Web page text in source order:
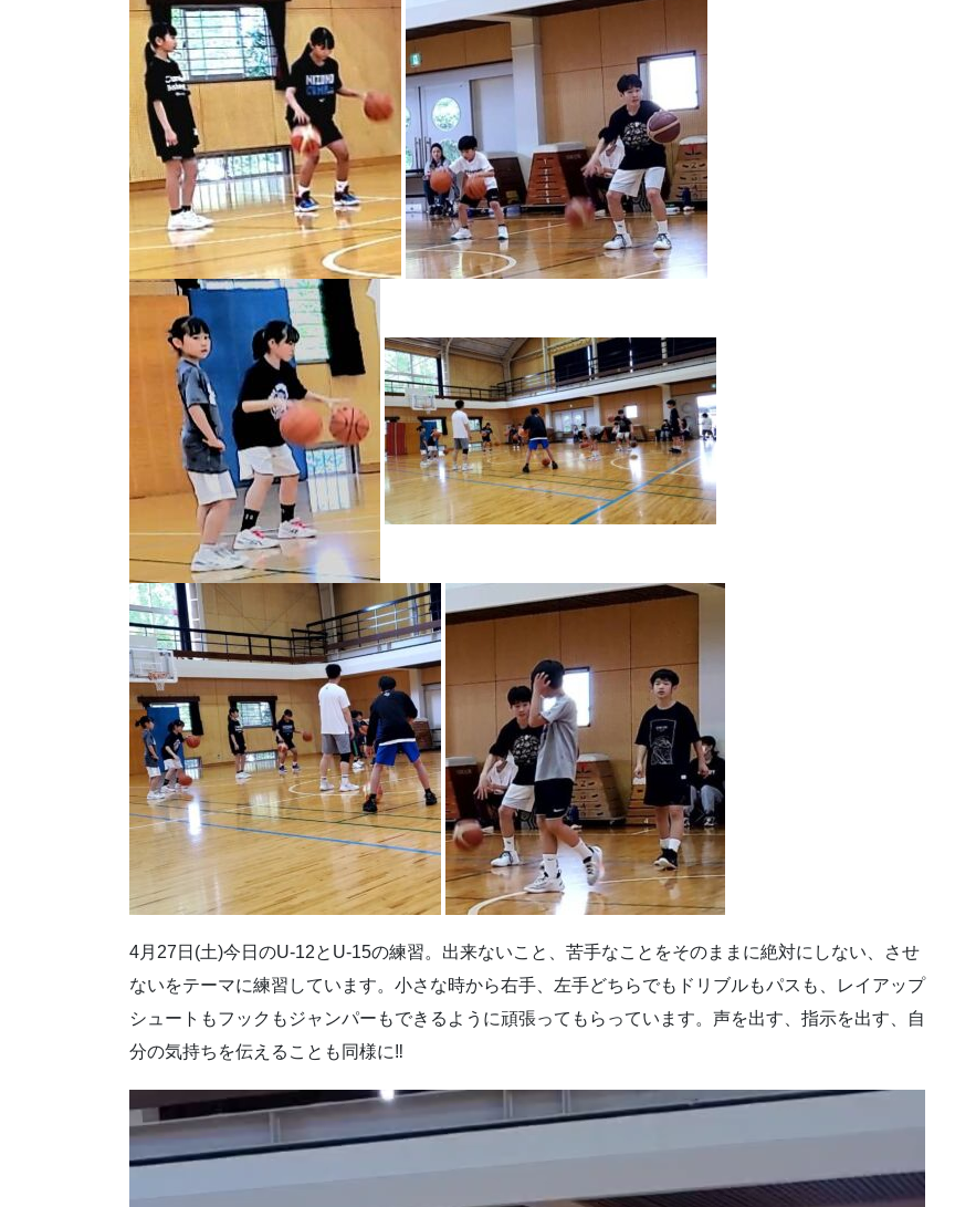
4月27日(土)今日のU-12とU-15の練習。出来ないこと、苦手なことをそのままに絶対にしない、させ
ないをテーマに練習しています。小さな時から右手、左手どちらでもドリブルもパスも、レイアップ
シュートもフックもジャンパーもできるように頑張ってもらっています。声を出す、指示を出す、自
分の気持ちを伝えることも同様に‼️
画
プ